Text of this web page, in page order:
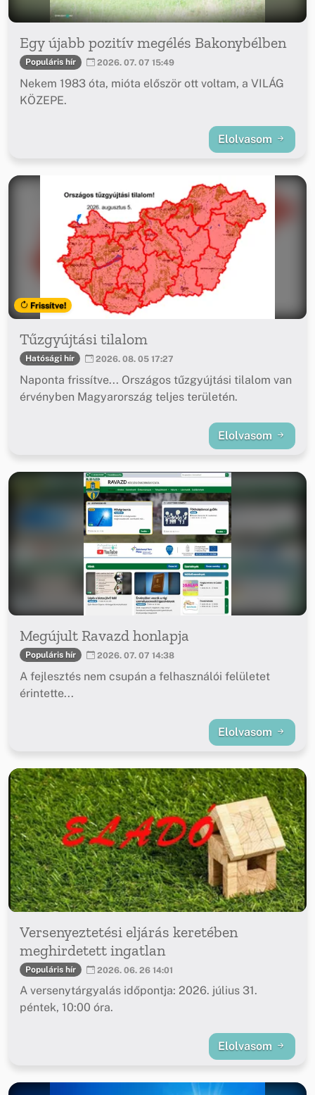
Egy újabb pozitív megélés Bakonybélben
Populáris hír 2026. 07. 07 15:49
Nekem 1983 óta, mióta először ott voltam, a VILÁG
KÖZEPE.
Elolvasom
Frissítve!
Tűzgyújtási tilalom
Hatósági hír 2026. 08. 05 17:27
Naponta frissítve... Országos tűzgyújtási tilalom van
érvényben Magyarország teljes területén.
Elolvasom
Megújult Ravazd honlapja
Populáris hír 2026. 07. 07 14:38
A fejlesztés nem csupán a felhasználói felületet
érintette...
Elolvasom
Versenyeztetési eljárás keretében
meghirdetett ingatlan
Populáris hír 2026. 06. 26 14:01
A versenytárgyalás időpontja: 2026. július 31.
péntek, 10:00 óra.
Elolvasom